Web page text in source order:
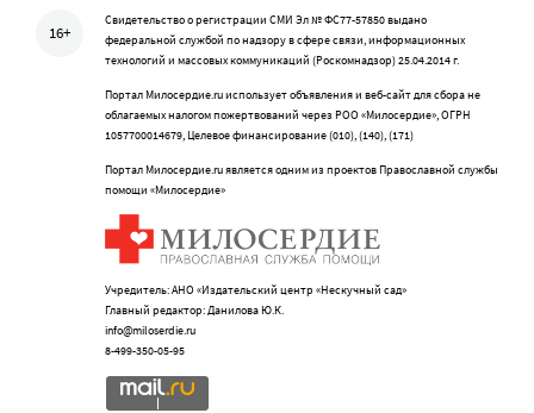
16+
Свидетельство о регистрации СМИ Эл № ФС77-57850 выдано
федеральной службой по надзору в сфере связи, информационных
технологий и массовых коммуникаций (Роскомнадзор) 25.04.2014 г.
Портал Милосердие.ru использует объявления и веб-сайт для сбора не
облагаемых налогом пожертвований через РОО «Милосердие», ОГРН
1057700014679, Целевое финансирование (010), (140), (171)
Портал Милосердие.ru является одним из проектов Православной службы
помощи «Милосердие»
Учредитель: АНО «Издательский центр «Нескучный сад»
Главный редактор: Данилова Ю.К.
info@miloserdie.ru
8-499-350-05-95